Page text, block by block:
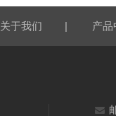
关于我们 | 产品